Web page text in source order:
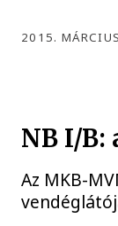
2015.
NB I/B:
Az MKB-